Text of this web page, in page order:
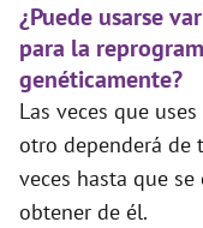
¿Puede usarse
para la
genéticamente?
Las veces que
otro dependerá de
veces hasta que
obtener de él.